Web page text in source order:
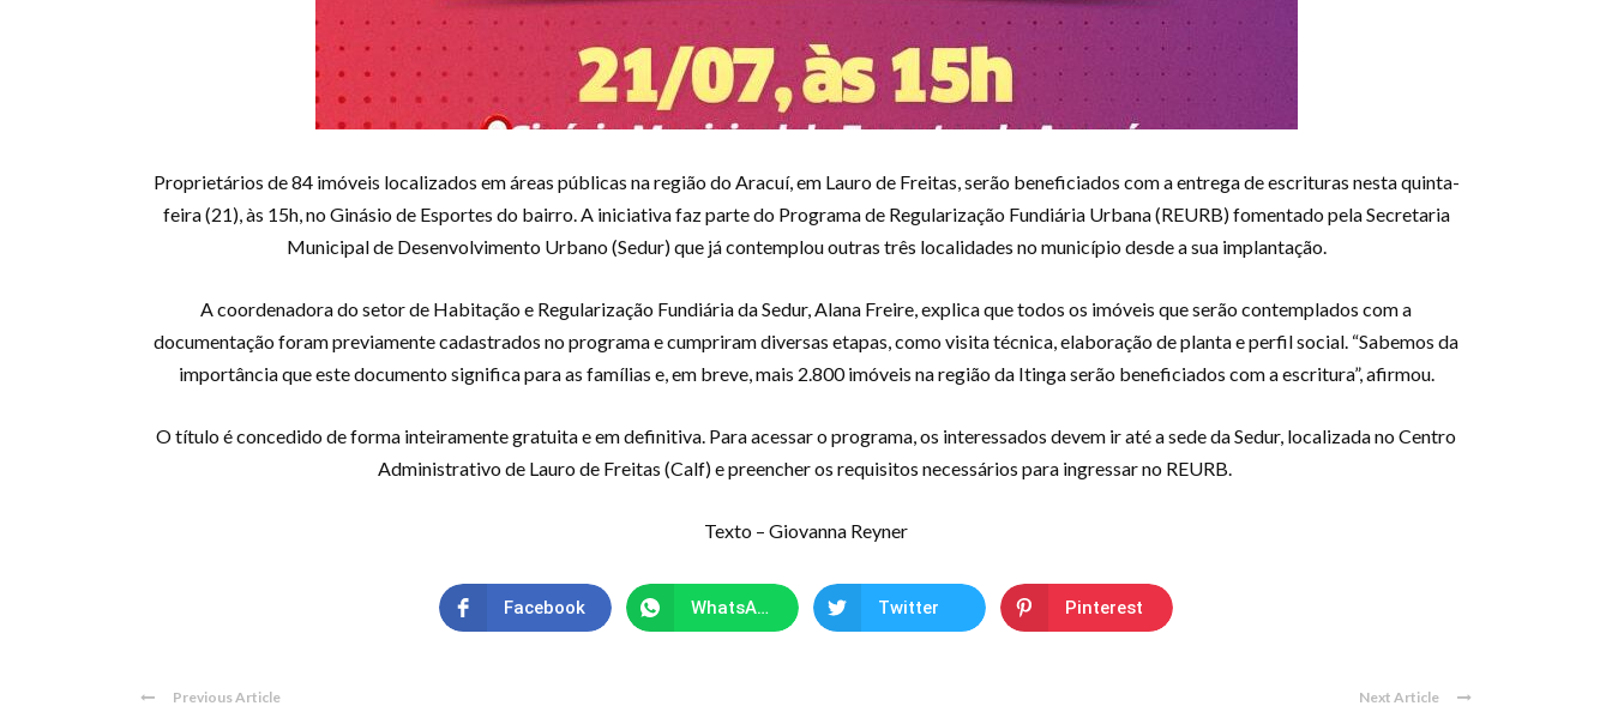
Proprietários de 84 imóveis localizados em áreas públicas na região do Aracuí, em Lauro de Freitas, serão beneficiados com a entrega de escrituras nesta quinta-
feira (21), às 15h, no Ginásio de Esportes do bairro. A iniciativa faz parte do Programa de Regularização Fundiária Urbana (REURB) fomentado pela Secretaria
Municipal de Desenvolvimento Urbano (Sedur) que já contemplou outras três localidades no município desde a sua implantação.
A coordenadora do setor de Habitação e Regularização Fundiária da Sedur, Alana Freire, explica que todos os imóveis que serão contemplados com a
documentação foram previamente cadastrados no programa e cumpriram diversas etapas, como visita técnica, elaboração de planta e perfil social. “Sabemos da
importância que este documento significa para as famílias e, em breve, mais 2.800 imóveis na região da Itinga serão beneficiados com a escritura”, afirmou.
O título é concedido de forma inteiramente gratuita e em definitiva. Para acessar o programa, os interessados devem ir até a sede da Sedur, localizada no Centro
Administrativo de Lauro de Freitas (Calf) e preencher os requisitos necessários para ingressar no REURB.
Texto – Giovanna Reyner
Facebook WhatsApp Twitter Pinterest
Previous Article Next Article